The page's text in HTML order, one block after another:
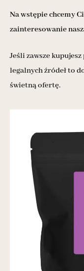
Na wstępie chcemy
zainteresowanie
Jeśli zawsze
legalnych źródeł to
świetną ofertę.